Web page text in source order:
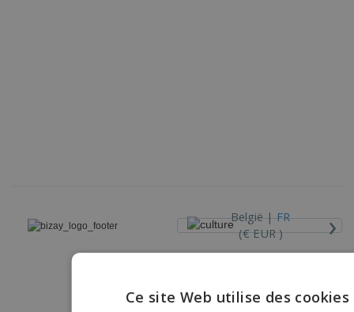
België |FR
(€ EUR )
›
Copyright © 2026 - BIZAY. Tous droits réservés.
Ce site Web utilise des cookies